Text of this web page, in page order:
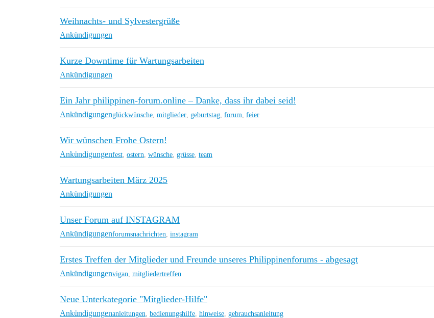
Weihnachts- und Sylvestergrüße
Ankündigungen
Kurze Downtime für Wartungsarbeiten
Ankündigungen
Ein Jahr philippinen-forum.online – Danke, dass ihr dabei seid!
Ankündigungenglückwünsche mitglieder geburtstag forum feier
Wir wünschen Frohe Ostern!
Ankündigungenfest ostern wünsche grüsse team
Wartungsarbeiten März 2025
Ankündigungen
Unser Forum auf INSTAGRAM
Ankündigungenforumsnachrichten instagram
Erstes Treffen der Mitglieder und Freunde unseres Philippinenforums - abgesagt
Ankündigungenvigan mitgliedertreffen
Neue Unterkategorie "Mitglieder-Hilfe"
Ankündigungenanleitungen bedienungshilfe hinweise gebrauchsanleitung